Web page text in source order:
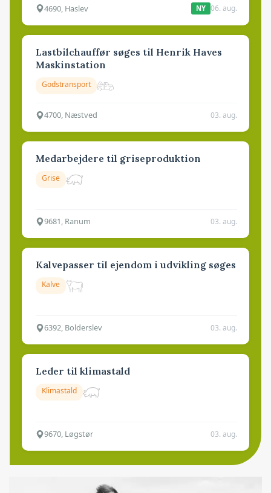
4690, Haslev NY 06. aug.
Lastbilchauffør søges til Henrik Haves
Maskinstation
Godstransport
4700, Næstved 03. aug.
Medarbejdere til griseproduktion
Grise
9681, Ranum 03. aug.
Kalvepasser til ejendom i udvikling søges
Kalve
6392, Bolderslev 03. aug.
Leder til klimastald
Klimastald
9670, Løgstør 03. aug.